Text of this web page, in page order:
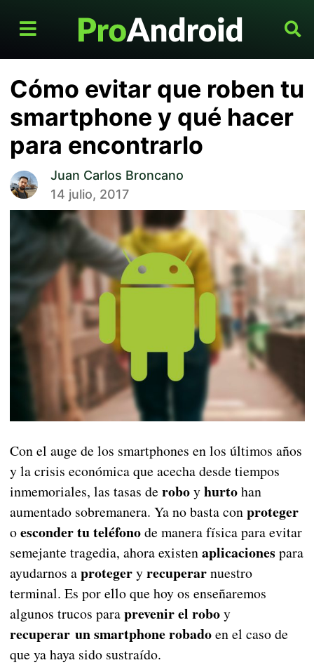
Cómo evitar que roben tu
smartphone y qué hacer
para encontrarlo
Juan Carlos Broncano
14 julio, 2017
Con el auge de los smartphones en los últimos años
y la crisis económica que acecha desde tiempos
inmemoriales, las tasas de roboyhurtohan
aumentado sobremanera. Ya no basta conproteger
oesconder tu teléfonode manera física para evitar
semejante tragedia, ahora existenaplicaciones para
ayudarnos aprotegeryrecuperarnuestro
terminal. Es por ello que hoy os enseñaremos
algunos trucos paraprevenir el roboy
recuperar un smartphone robadoen el caso de
que ya haya sido sustraído.